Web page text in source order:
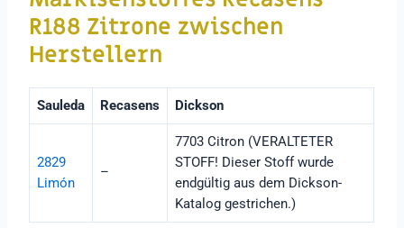
R188 Zitrone zwischen
Herstellern
Sauleda Recasens Dickson
2829
Limón
–
7703 Citron (VERALTETER
STOFF! Dieser Stoff wurde
endgültig aus dem Dickson-
Katalog gestrichen.)